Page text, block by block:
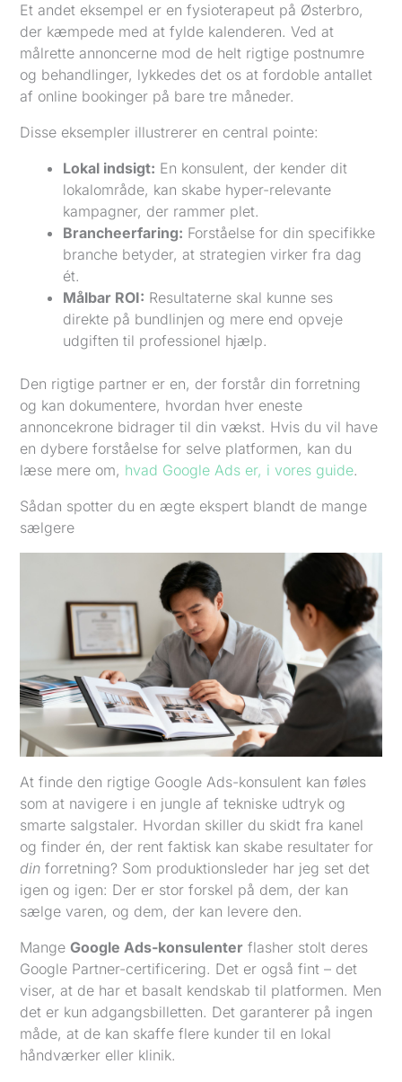
Et andet eksempel er en fysioterapeut på Østerbro,
der kæmpede med at fylde kalenderen. Ved at
målrette annoncerne mod de helt rigtige postnumre
og behandlinger, lykkedes det os at fordoble antallet
af online bookinger på bare tre måneder.
Disse eksempler illustrerer en central pointe:
Lokal indsigt: En konsulent, der kender dit
lokalområde, kan skabe hyper-relevante
kampagner, der rammer plet.
Brancheerfaring: Forståelse for din specifikke
branche betyder, at strategien virker fra dag
ét.
Målbar ROI: Resultaterne skal kunne ses
direkte på bundlinjen og mere end opveje
udgiften til professionel hjælp.
Den rigtige partner er en, der forstår din forretning
og kan dokumentere, hvordan hver eneste
annoncekrone bidrager til din vækst. Hvis du vil have
en dybere forståelse for selve platformen, kan du
læse mere om, hvad Google Ads er, i vores guide.
Sådan spotter du en ægte ekspert blandt de mange
sælgere
At finde den rigtige Google Ads-konsulent kan føles
som at navigere i en jungle af tekniske udtryk og
smarte salgstaler. Hvordan skiller du skidt fra kanel
og finder én, der rent faktisk kan skabe resultater for
din forretning? Som produktionsleder har jeg set det
igen og igen: Der er stor forskel på dem, der kan
sælge varen, og dem, der kan levere den.
MangeGoogle Ads-konsulenter flasher stolt deres
Google Partner-certificering. Det er også fint – det
viser, at de har et basalt kendskab til platformen. Men
det er kun adgangsbilletten. Det garanterer på ingen
måde, at de kan skaffe flere kunder til en lokal
håndværker eller klinik.